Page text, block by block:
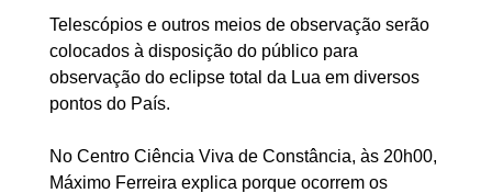
Telescópios e outros meios de observação serão
colocados à disposição do público para
observação do eclipse total da Lua em diversos
pontos do País.
No Centro Ciência Viva de Constância, às 20h00,
Máximo Ferreira explica porque ocorrem os